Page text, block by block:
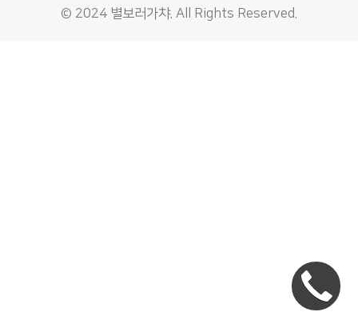
© 2024 별보러가챠. All Rights Reserved.